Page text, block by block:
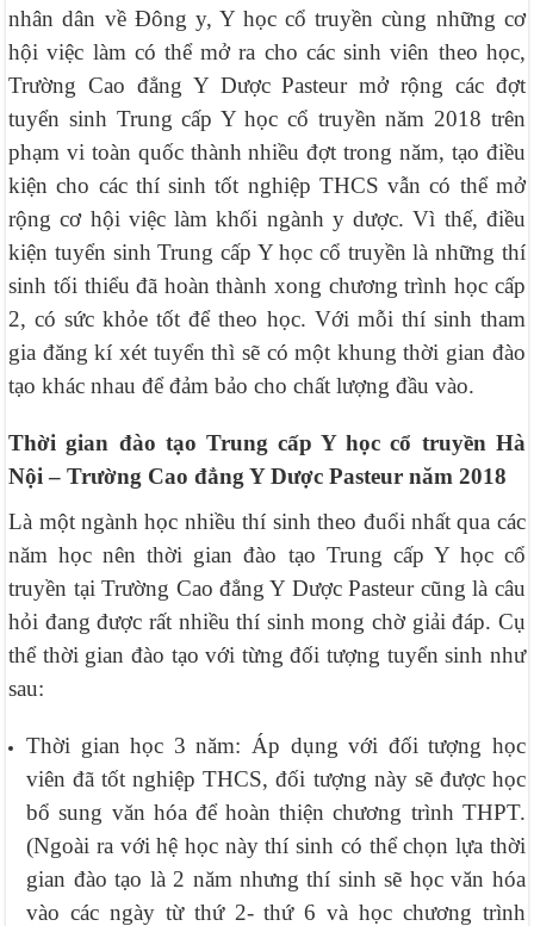
nhân dân về Đông y, Y học cổ truyền cùng những cơ
hội việc làm có thể mở ra cho các sinh viên theo học,
Trường Cao đẳng Y Dược Pasteur mở rộng các đợt
tuyển sinh Trung cấp Y học cổ truyền năm 2018 trên
phạm vi toàn quốc thành nhiều đợt trong năm, tạo điều
kiện cho các thí sinh tốt nghiệp THCS vẫn có thể mở
rộng cơ hội việc làm khối ngành y dược. Vì thế, điều
kiện tuyển sinh Trung cấp Y học cổ truyền là những thí
sinh tối thiểu đã hoàn thành xong chương trình học cấp
2, có sức khỏe tốt để theo học. Với mỗi thí sinh tham
gia đăng kí xét tuyển thì sẽ có một khung thời gian đào
tạo khác nhau để đảm bảo cho chất lượng đầu vào.
Thời gian đào tạo Trung cấp Y học cổ truyền Hà
Nội – Trường Cao đẳng Y Dược Pasteur năm 2018
Là một ngành học nhiều thí sinh theo đuổi nhất qua các
năm học nên thời gian đào tạo Trung cấp Y học cổ
truyền tại Trường Cao đẳng Y Dược Pasteur cũng là câu
hỏi đang được rất nhiều thí sinh mong chờ giải đáp. Cụ
thể thời gian đào tạo với từng đối tượng tuyển sinh như
sau:
Thời gian học 3 năm: Áp dụng với đối tượng học
viên đã tốt nghiệp THCS, đối tượng này sẽ được học
bổ sung văn hóa để hoàn thiện chương trình THPT.
(Ngoài ra với hệ học này thí sinh có thể chọn lựa thời
gian đào tạo là 2 năm nhưng thí sinh sẽ học văn hóa
vào các ngày từ thứ 2- thứ 6 và học chương trình